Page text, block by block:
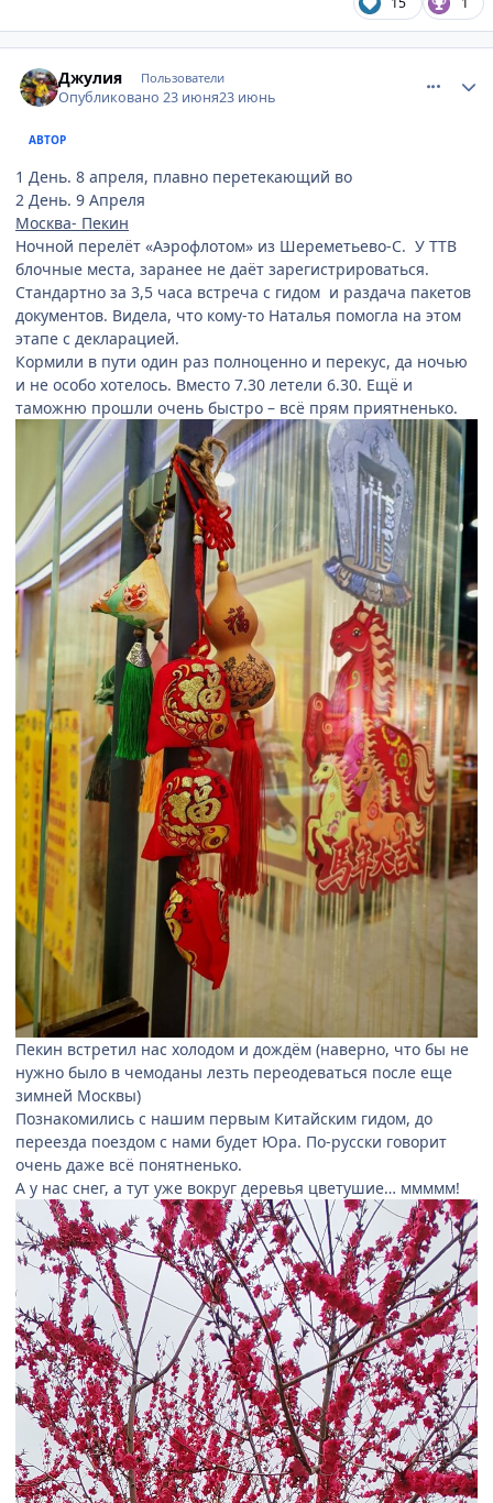
Джулия Пользователи
Опубликовано23 июня23 июнь
АВТОР
1 День. 8 апреля, плавно перетекающий во
2 День. 9 Апреля
Москва- Пекин
Ночной перелёт «Аэрофлотом» из Шереметьево-С. У ТТВ
блочные места, заранее не даёт зарегистрироваться.
Стандартно за 3,5 часа встреча с гидом и раздача пакетов
документов. Видела, что кому-то Наталья помогла на этом
этапе с декларацией.
Кормили в пути один раз полноценно и перекус, да ночью
и не особо хотелось. Вместо 7.30 летели 6.30. Ещё и
таможню прошли очень быстро – всё прям приятненько.
Пекин встретил нас холодом и дождём (наверно, что бы не
нужно было в чемоданы лезть переодеваться после еще
зимней Москвы)
Познакомились с нашим первым Китайским гидом, до
переезда поездом с нами будет Юра. По-русски говорит
очень даже всё понятненько.
А у нас снег, а тут уже вокруг деревья цветушие… ммммм!